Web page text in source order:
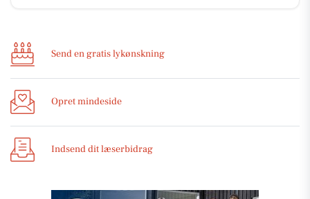
Send en gratis lykønskning
Opret mindeside
Indsend dit læserbidrag